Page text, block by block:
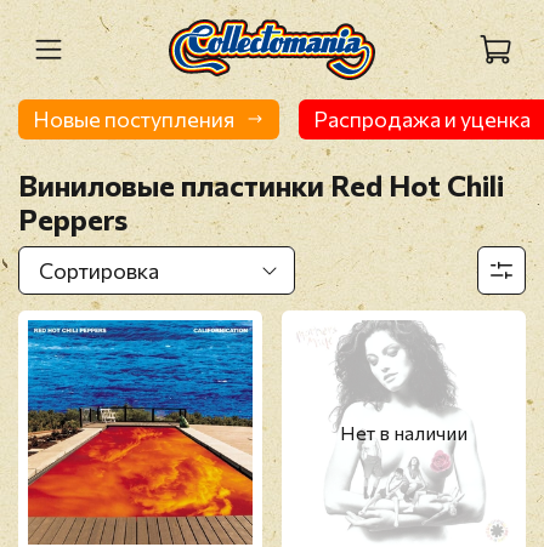
Новые поступления Распродажа и уценка
Виниловые пластинки Red Hot Chili
Peppers
Нет в наличии